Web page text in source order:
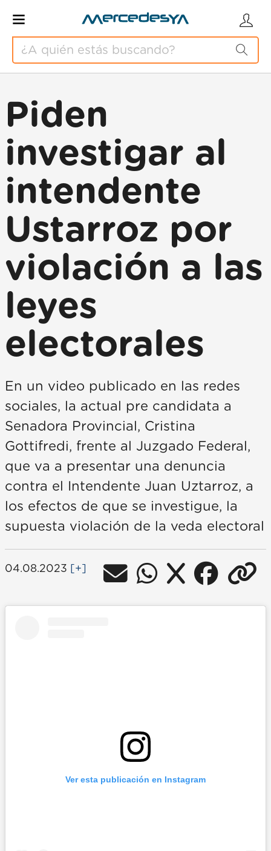
Piden
investigar al
intendente
Ustarroz por
violación a las
leyes
electorales
En un video publicado en las redes
sociales, la actual pre candidata a
Senadora Provincial, Cristina
Gottifredi, frente al Juzgado Federal,
que va a presentar una denuncia
contra el Intendente Juan Uztarroz, a
los efectos de que se investigue, la
supuesta violación de la veda electoral
04.08.2023 [+]
Ver esta publicación en Instagram